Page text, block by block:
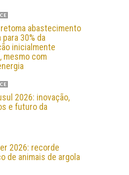
abastecimento
para 30% da
inicialmente
mesmo com
2026: inovação,
e futuro da
2026: recorde
de animais de argola